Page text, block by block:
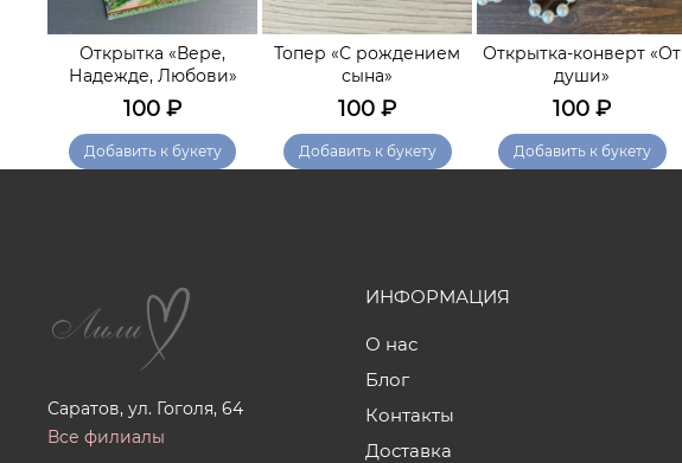
Открытка «Вере,
Надежде, Любови»
100 ₽
Добавить к букету
Топер «С рождением
сына»
100 ₽
Добавить к букету
Открытка-конверт «От
души»
100 ₽
Добавить к букету
Саратов, ул. Гоголя, 64
Все филиалы
ИНФОРМАЦИЯ
О нас
Блог
Контакты
Доставка